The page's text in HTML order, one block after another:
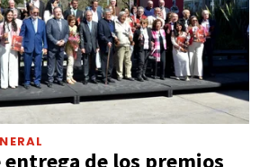
de los premios